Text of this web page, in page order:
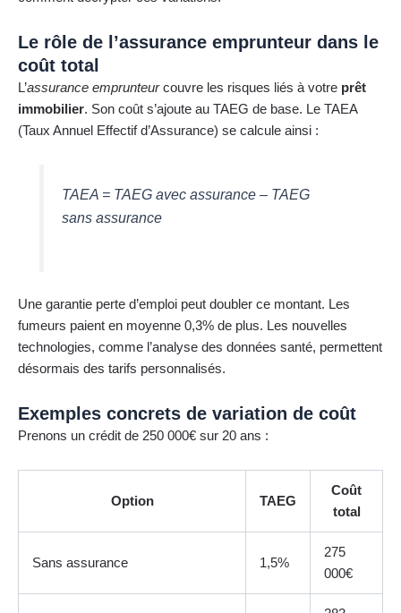
Le rôle de l’assurance emprunteur dans le
coût total
L’assurance emprunteurcouvre les risques liés à votre prêt
immobilier. Son coût s’ajoute au TAEG de base. Le TAEA
(Taux Annuel Effectif d’Assurance) se calcule ainsi :
TAEA = TAEG avec assurance – TAEG
sans assurance
Une garantie perte d’emploi peut doubler ce montant. Les
fumeurs paient en moyenne 0,3% de plus. Les nouvelles
technologies, comme l’analyse des données santé, permettent
désormais des tarifs personnalisés.
Exemples concrets de variation de coût
Prenons un crédit de 250 000€ sur 20 ans :
Option TAEG
Coût
total
Sans assurance 1,5%
275
000€